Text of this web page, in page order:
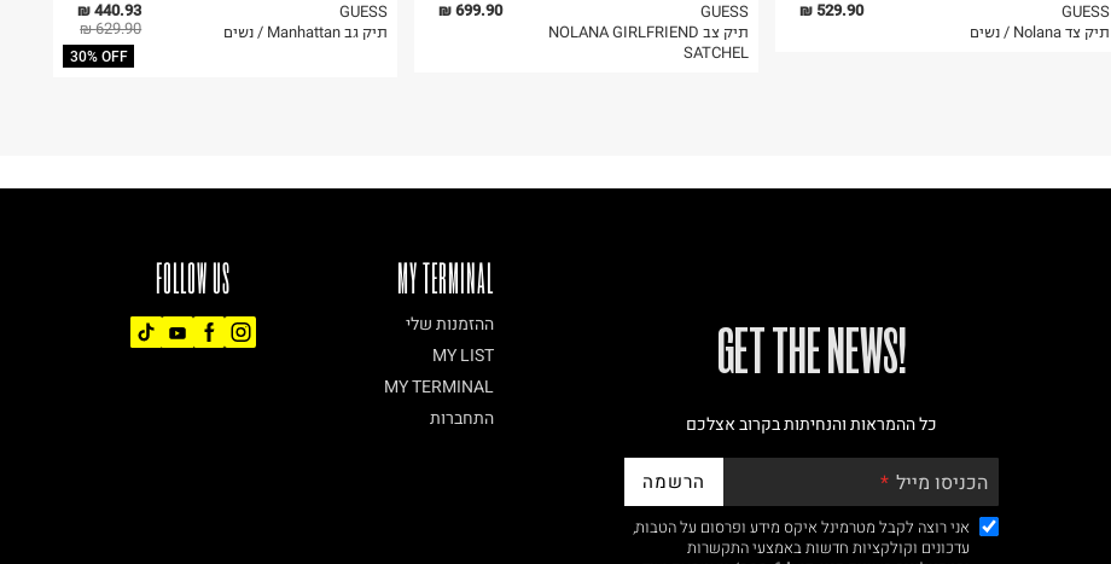
440.93 ₪
629.90 ₪
30% OFF
GUESS
תיק גב Manhattan / נשים
699.90 ₪
GUESS
תיק צב NOLANA GIRLFRIEND
SATCHEL
529.90 ₪
GUESS
תיק צד Nolana / נשים
FOLLOW US MY TERMINAL
ההזמנות שלי
MY LIST
MY TERMINAL
התחברות
!GET THE NEWS
כל ההמראות והנחיתות בקרוב אצלכם
הכניסו מייל הרשמה
אני רוצה לקבל מטרמינל איקס מידע ופרסום על הטבות,
עדכונים וקולקציות חדשות באמצעי התקשרות